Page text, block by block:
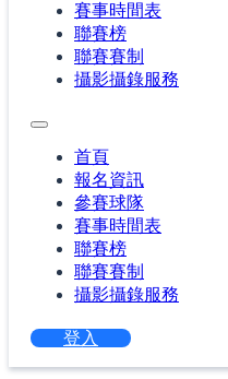
賽事時間表
聯賽榜
聯賽賽制
攝影攝錄服務
首頁
報名資訊
參賽球隊
賽事時間表
聯賽榜
聯賽賽制
攝影攝錄服務
登入